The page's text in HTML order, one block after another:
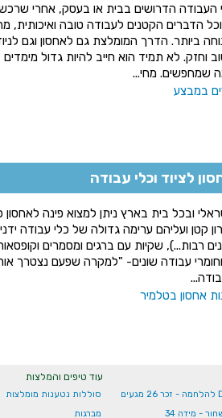
העבודה הדרושים בבית או בעסק, אחרי
הדברים הקטנים לעבודה טובה
ביותר. הדרך המומלצת גם לאחסון וגם
וחזק. לא תמיד הוא חייב להיות גדול
שמחפשים. מחי...
במבצע
לציוד וכלי עבודה
ובכל בית בארץ ניתן למצוא פינה לאחסון
קטן ועליהם ערימה גדולה של כלי עבודה
רבות...), שקיות עם ברגים ומסמרים
וחומרי עבודה שונים- "למקרה שפעם נצטרך
אחסון בטלמיר
עוד טיפים והמלצות
סוללות נטענות מומלצות
מברגות
- מידה 34